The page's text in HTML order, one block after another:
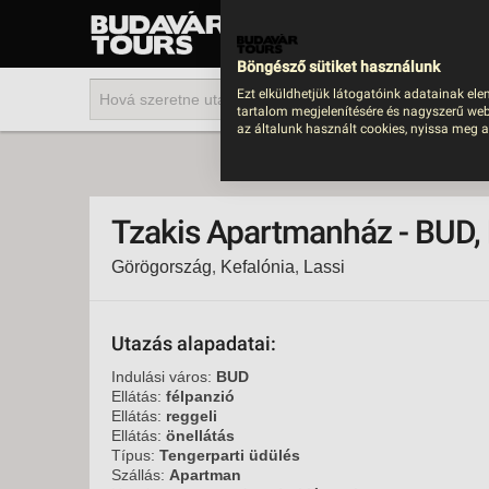
UTAZÁS
Tzakis Apartmanház -
Görögország, Kefalónia, Lassi
Utazás alapadatai:
Indulási város: BUD
Ellátás: félpanzió
Ellátás: reggeli
Ellátás: önellátás
Típus: Tengerparti üdülés
Szállás: Apartman
Böngésző sütiket használunk
Ezt elküldhetjük látogatóink adatainak
tartalom megjelenítésére és nagyszerű
az általunk használt cookies, nyissa meg